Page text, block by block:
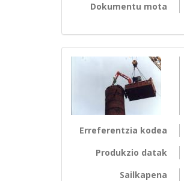
Dokumentu mota
Erreferentzia kodea
Produkzio datak
Sailkapena